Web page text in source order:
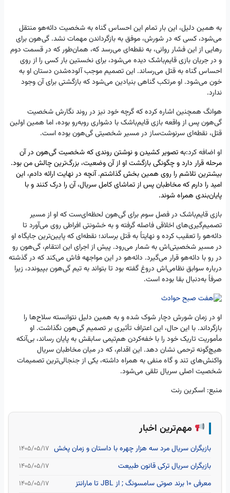
به همین دلیل، این بار تمام این احساس گناه به شخصیت دائه‌هو منتقل
می‌شود، کسی که در شورش، موفق به بازگرداندن مهمات نشد. گی‌هون برای
رهایی از این فشار روانی، به نقطه‌ای می‌رسد که، همان‌طور که در قسمت دوم
و در جریان بازی قایم‌باشک دیده می‌شود، برای نخستین بار کسی را از روی
احساس گناه به قتل می‌رساند. این تصمیم موجب آلوده‌شدن دستان او به
خون می‌شود. او مرتکب گناهی بنیادین می‌شود که بازگشتی برای آن وجود
ندارد.
هوانگ همچنین اشاره کرده که گرچه خود نیز در روند نگارش شخصیت
گی‌هون پس از واقعه بازی قایم‌باشک با دشواری روبه‌رو بوده، اما همین اولین
قتل، نقطه‌ای سرنوشت‌ساز در مسیر شخصیتی گی‌هون بوده است.
او اضافه کرد:به تصویر کشیدن و نوشتن روندی که شخصیت گی‌هون در آن
مرحله قرار دارد و چگونگی بازگشت او از آن وضعیت، بزرگ‌ترین چالش من بود.
بیشترین تلاشم را روی همین بخش گذاشتم. آنچه در نهایت ارائه دادم، این
امید را دارم که مخاطبان پس از تماشای کامل سریال، آن را درک کنند و با
پایان‌بندی همراه شوند.
بازی قایم‌باشک در فصل سوم برای گی‌هون لحظه‌ای‌ست که او از مسیر
تصمیم‌گیری‌های اخلاقی فاصله گرفته و به خشونتی افراطی روی می‌آورد تا
دائه‌هو را تعقیب کرده و نهایتاً به قتل برساند؛ نقطه‌ای که پایین‌ترین جایگاه او
در مسیر شخصیتی‌اش به شمار می‌رود. پیش از اجرای این انتقام، گی‌هون رو
در رو با دائه‌هو قرار می‌گیرد. دائه‌هو در این مواجهه فاش می‌کند که در گذشته
درباره سوابق نظامی‌اش دروغ گفته بود تا بتواند به تیم گی‌هون بپیوندد، زیرا
صرفاً به‌دنبال بقا بوده است.
او در زمان شورش دچار شوک شده و به همین دلیل نتوانسته سلاح‌ها را
بازگرداند. با این حال، این اعتراف تأثیری بر تصمیم گی‌هون نگذاشت. او
مأموریت تاریک خود را با خفه‌کردن هم‌تیمی سابقش به پایان رساند، بی‌آنکه
هیچ‌گونه ترحمی نشان دهد. این اقدام، که در میان مخاطبان سریال
واکنش‌های تند و گاه منفی به همراه داشته، یکی از جنجالی‌ترین تصمیمات
شخصیت اصلی سریال تلقی می‌شود.
منبع: اسکرین رنت
مهم‌ترین اخبار
بازیگران سریال مرد سه هزار چهره با داستان و زمان پخش ۱۴۰۵/۰۵/۱۷
بازیگران سریال ترکی قانون طبیعت ۱۴۰۵/۰۵/۱۷
معرفی 10 برند صوتی سامسونگ ; از JBL تا مارانتز ۱۴۰۵/۰۵/۱۷